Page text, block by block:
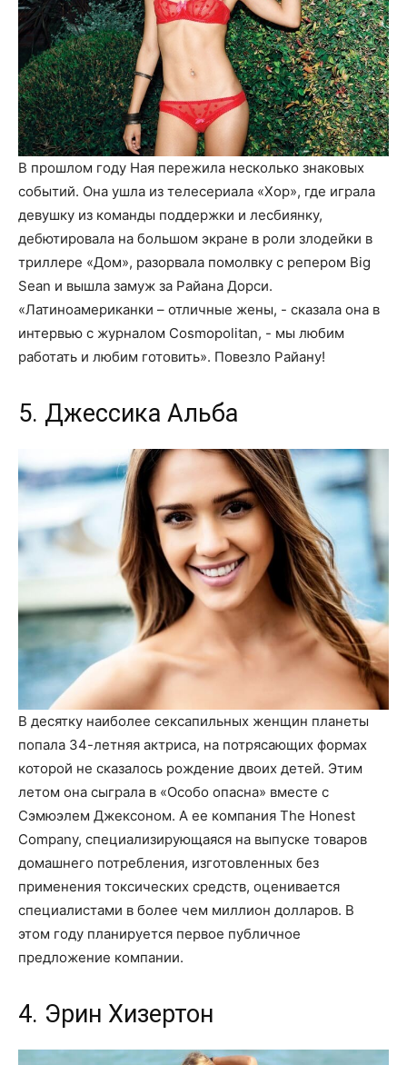
В прошлом году Ная пережила несколько знаковых
событий. Она ушла из телесериала «Хор», где играла
девушку из команды поддержки и лесбиянку,
дебютировала на большом экране в роли злодейки в
триллере «Дом», разорвала помолвку с репером Big
Sean и вышла замуж за Райана Дорси.
«Латиноамериканки – отличные жены, - сказала она в
интервью с журналом Cosmopolitan, - мы любим
работать и любим готовить». Повезло Райану!
5. Джессика Альба
В десятку наиболее сексапильных женщин планеты
попала 34-летняя актриса, на потрясающих формах
которой не сказалось рождение двоих детей. Этим
летом она сыграла в «Особо опасна» вместе с
Сэмюэлем Джексоном. А ее компания The Honest
Company, специализирующаяся на выпуске товаров
домашнего потребления, изготовленных без
применения токсических средств, оценивается
специалистами в более чем миллион долларов. В
этом году планируется первое публичное
предложение компании.
4. Эрин Хизертон